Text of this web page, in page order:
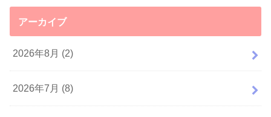
アーカイブ
2026年8月 (2)
2026年7月 (8)